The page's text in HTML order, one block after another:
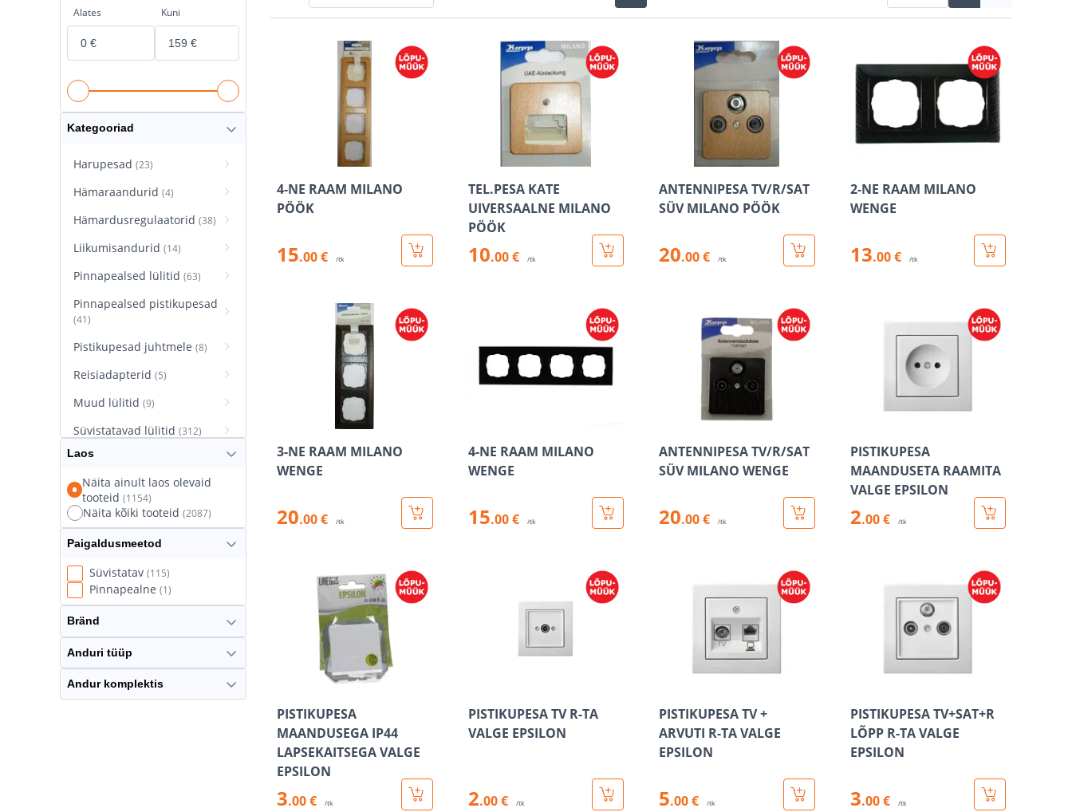
4-NE RAAM MILANO
PÖÖK
15.00 € /tk
TEL.PESA KATE
UIVERSAALNE MILANO
PÖÖK
10.00 € /tk
ANTENNIPESA TV/R/SAT
SÜV MILANO PÖÖK
20.00 € /tk
2-NE RAAM MILANO
WENGE
13.00 € /tk
3-NE RAAM MILANO
WENGE
20.00 € /tk
4-NE RAAM MILANO
WENGE
15.00 € /tk
ANTENNIPESA TV/R/SAT
SÜV MILANO WENGE
20.00 € /tk
PISTIKUPESA
MAANDUSETA RAAMITA
VALGE EPSILON
2.00 € /tk
PISTIKUPESA
MAANDUSEGA IP44
LAPSEKAITSEGA VALGE
EPSILON
3.00 € /tk
PISTIKUPESA TV R-TA
VALGE EPSILON
2.00 € /tk
PISTIKUPESA TV +
ARVUTI R-TA VALGE
EPSILON
5.00 € /tk
PISTIKUPESA TV+SAT+R
LÕPP R-TA VALGE
EPSILON
3.00 € /tk
Alates Kuni
Kategooriad
Harupesad (23)
Hämaraandurid (4)
Hämardusregulaatorid (38)
Liikumisandurid (14)
Pinnapealsed lülitid (63)
Pinnapealsed pistikupesad
(41)
Pistikupesad juhtmele (8)
Reisiadapterid (5)
Muud lülitid (9)
Süvistatavad lülitid (312)
Süvistatavad pistikupesad
Termostaatlülitid
Laos
Näita ainult laos olevaid
tooteid (1154)
Näita kõiki tooteid (2087)
Paigaldusmeetod
Süvistatav (115)
Pinnapealne (1)
Bränd
Anduri tüüp
Andur komplektis